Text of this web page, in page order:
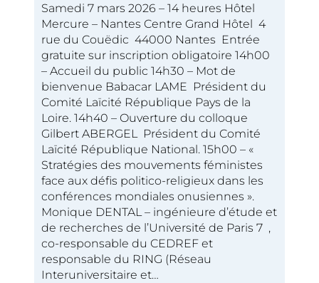
Samedi 7 mars 2026 – 14 heures Hôtel
Mercure – Nantes Centre Grand Hôtel 4
rue du Couëdic 44000 Nantes Entrée
gratuite sur inscription obligatoire 14h00
– Accueil du public 14h30 – Mot de
bienvenue Babacar LAME Président du
Comité Laïcité République Pays de la
Loire. 14h40 – Ouverture du colloque
Gilbert ABERGEL Président du Comité
Laïcité République National. 15h00 – «
Stratégies des mouvements féministes
face aux défis politico-religieux dans les
conférences mondiales onusiennes ».
Monique DENTAL – ingénieure d’étude et
de recherches de l’Université de Paris 7 ,
co-responsable du CEDREF et
responsable du RING (Réseau
Interuniversitaire et…